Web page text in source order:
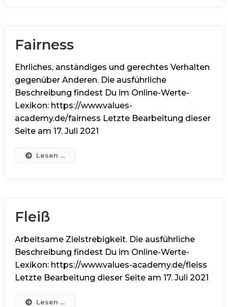
Fairness
Ehrliches, anständiges und gerechtes Verhalten
gegenüber Anderen. Die ausführliche
Beschreibung findest Du im Online-Werte-
Lexikon: https://www.values-
academy.de/fairness Letzte Bearbeitung dieser
Seite am 17. Juli 2021
Lesen ...
Fleiß
Arbeitsame Zielstrebigkeit. Die ausführliche
Beschreibung findest Du im Online-Werte-
Lexikon: https://www.values-academy.de/fleiss
Letzte Bearbeitung dieser Seite am 17. Juli 2021
Lesen ...